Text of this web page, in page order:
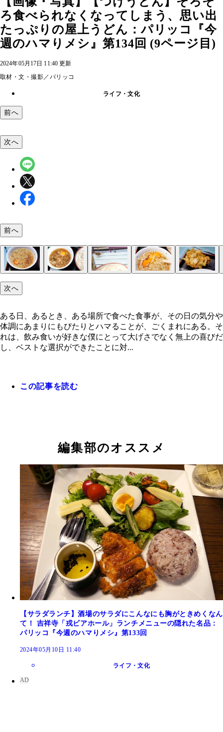
ろ食べられなくなってしまう、思い出
たっぷりの屋上うどん：パリッコ『今
週のハマりメシ』第134回 (9ページ目)
2024年05月17日 11:40 更新
取材・文・撮影／パリッコ
ライフ・文化
前へ
次へ
前へ
次へ
ある日、あるとき、ある場所で食べた食事が、その日の気分や
体調にあまりにもぴたりとハマることが、ごくまれにある。そ
れは、飲み食いが好きな僕にとって大げさでなく無上の喜びだ
し、ベストな選択ができたことに対...
この記事を読む
編集部のオススメ
【サラダランチ】酒場のサラダにこんなにも胸がときめくなん
て！ 吉祥寺「戎ビアホール」ランチメニューの隠れた名品：
パリッコ『今週のハマりメシ』第133回
2024年05月10日 11:40
ライフ・文化